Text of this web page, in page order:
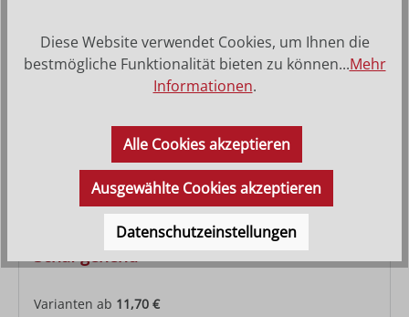
Schaf gehend
Varianten ab 11,70 €
Diese Website verwendet Cookies, um Ihnen die
bestmögliche Funktionalität bieten zu können...Mehr
Informationen.
Alle Cookies akzeptieren
Ausgewählte Cookies akzeptieren
Datenschutzeinstellungen